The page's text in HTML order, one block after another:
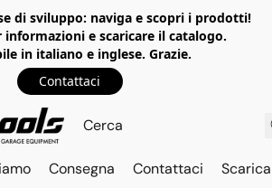
di sviluppo: naviga e scopri i prodotti!
e scaricare il catalogo.
in italiano e inglese. Grazie.
Contattaci
Consegna Contattaci Scarica